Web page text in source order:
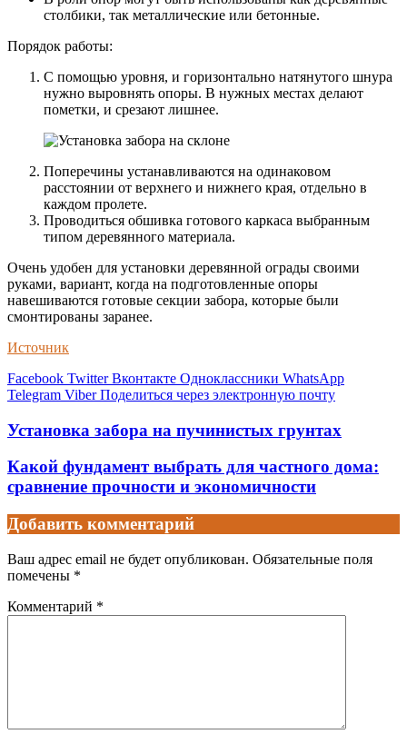
столбики, так металлические или бетонные.
Порядок работы:
С помощью уровня, и горизонтально натянутого шнура
нужно выровнять опоры. В нужных местах делают
пометки, и срезают лишнее.
Поперечины устанавливаются на одинаковом
расстоянии от верхнего и нижнего края, отдельно в
каждом пролете.
Проводиться обшивка готового каркаса выбранным
типом деревянного материала.
Очень удобен для установки деревянной ограды своими
руками, вариант, когда на подготовленные опоры
навешиваются готовые секции забора, которые были
смонтированы заранее.
Источник
Facebook Twitter Вконтакте Одноклассники WhatsApp
Telegram Viber Поделиться через электронную почту
Установка забора на пучинистых грунтах
Какой фундамент выбрать для частного дома:
сравнение прочности и экономичности
Добавить комментарий
Ваш адрес email не будет опубликован. Обязательные поля
помечены *
Комментарий *